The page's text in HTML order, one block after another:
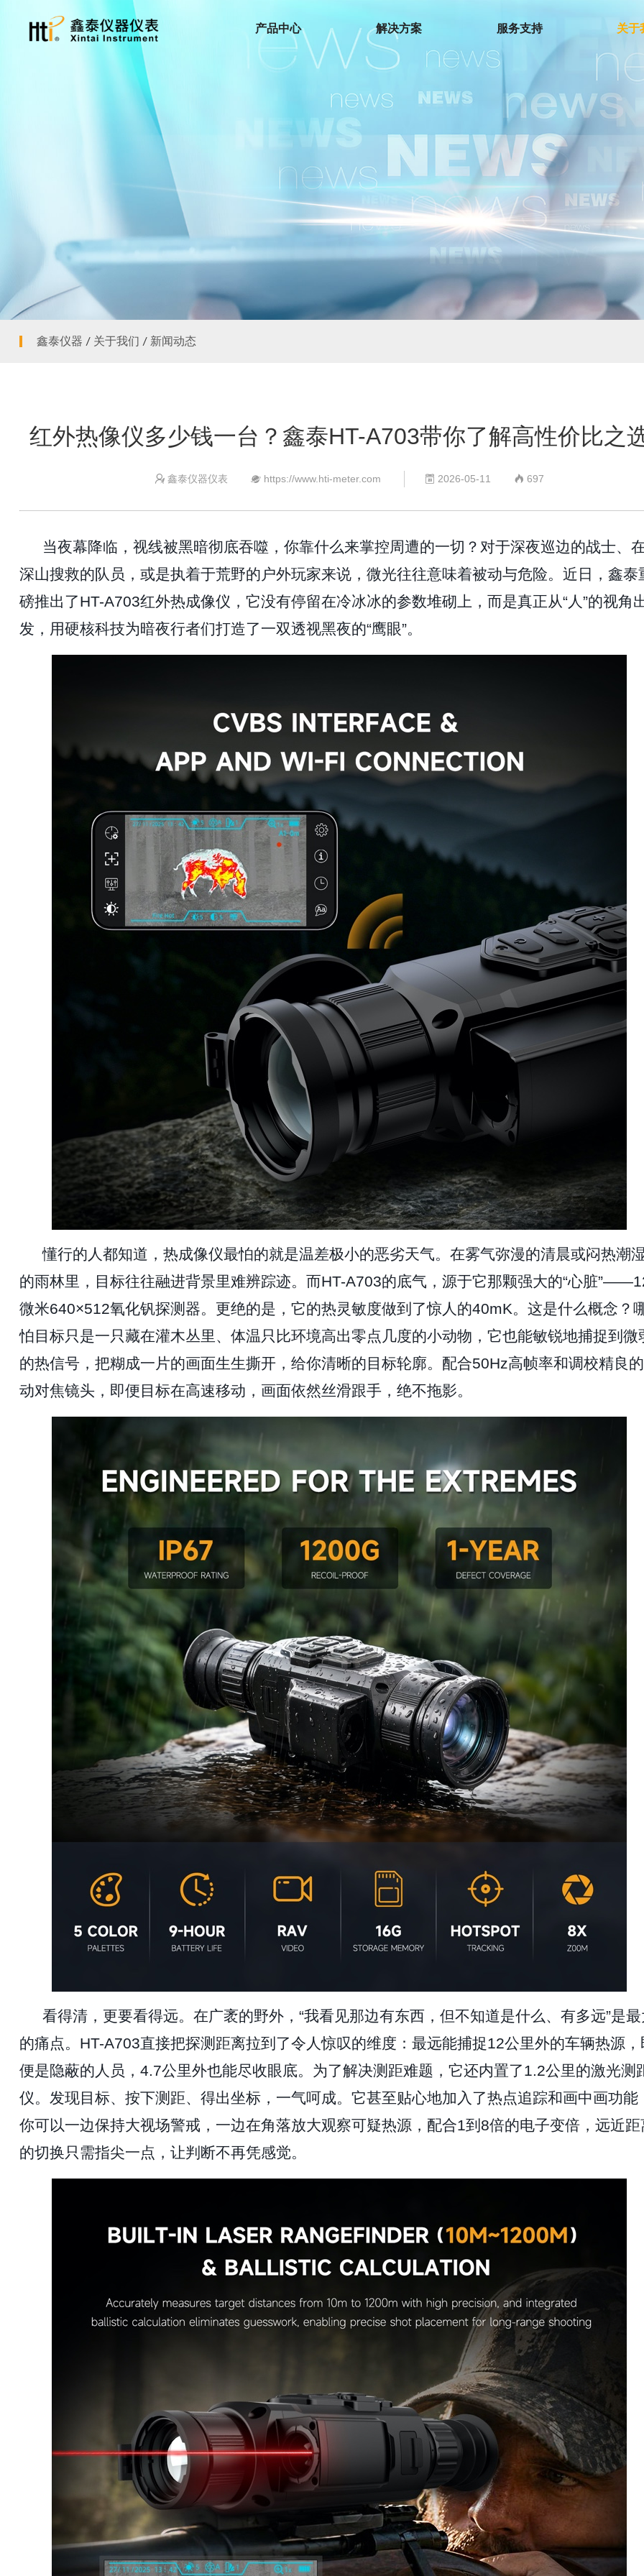
产品中心
红外测温仪
双激光红外测温仪
高温红外测温仪
迷你红外测温仪
测绘测距仪
激光测距仪
环境测试仪
温湿度记录仪
热电偶温度计
硬度计
照度计
数字电参数测量仪表
解决方案 服务支持
服务支持
关于
关于我们
鑫泰仪器 / 关于我们 / 新闻动态
红外热像仪多少钱一台？鑫泰HT-A703带你了解高性价比之
 鑫泰仪器仪表  https://www.hti-meter.com  2026-05-11  697
当夜幕降临，视线被黑暗彻底吞噬，你靠什么来掌控周遭的一切？对于深夜巡边的战士、
深山搜救的队员，或是执着于荒野的户外玩家来说，微光往往意味着被动与危险。近日，鑫泰
磅推出了HT-A703红外热成像仪，它没有停留在冷冰冰的参数堆砌上，而是真正从“人”的视角
发，用硬核科技为暗夜行者们打造了一双透视黑夜的“鹰眼”。
懂行的人都知道，热成像仪最怕的就是温差极小的恶劣天气。在雾气弥漫的清晨或闷热潮
的雨林里，目标往往融进背景里难辨踪迹。而HT-A703的底气，源于它那颗强大的“心脏
微米640×512氧化钒探测器。更绝的是，它的热灵敏度做到了惊人的40mK。这是什么概念？
怕目标只是一只藏在灌木丛里、体温只比环境高出零点几度的小动物，它也能敏锐地捕捉到微
的热信号，把糊成一片的画面生生撕开，给你清晰的目标轮廓。配合50Hz高帧率和调校精良
动对焦镜头，即便目标在高速移动，画面依然丝滑跟手，绝不拖影。
看得清，更要看得远。在广袤的野外， “我看见那边有东西，但不知道是什么、有多远”是最
的痛点。HT-A703直接把探测距离拉到了令人惊叹的维度：最远能捕捉12公里外的车辆热源，
便是隐蔽的人员，4.7公里外也能尽收眼底。为了解决测距难题，它还内置了1.2公里的激光测
仪。发现目标、按下测距、得出坐标，一气呵成。它甚至贴心地加入了热点追踪和画中画功能
你可以一边保持大视场警戒，一边在角落放大观察可疑热源，配合1到8倍的电子变倍，远近距
的切换只需指尖一点，让判断不再凭感觉。